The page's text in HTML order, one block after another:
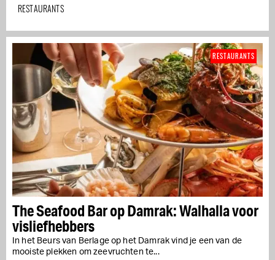
RESTAURANTS
The Seafood Bar op Damrak: Walhalla voor
visliefhebbers
In het Beurs van Berlage op het Damrak vind je een van de
mooiste plekken om zeevruchten te...
RESTAURANTS